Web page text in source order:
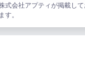
会社アプティが掲載して
。